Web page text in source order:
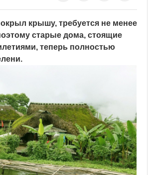
крышу, требуется не менее
старые дома, стоящие
теперь полностью